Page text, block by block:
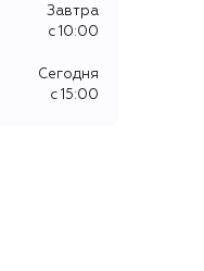
Завтра
c 10:00
Сегодня
c 15:00